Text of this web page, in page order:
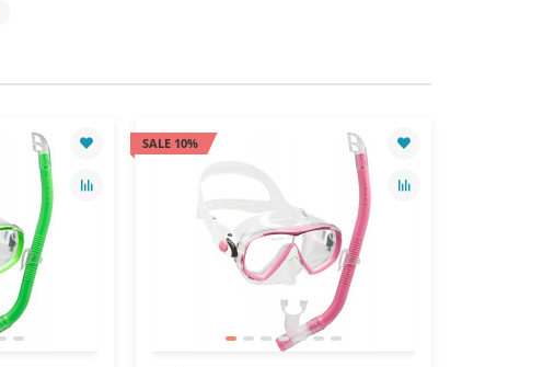
SALE 10%